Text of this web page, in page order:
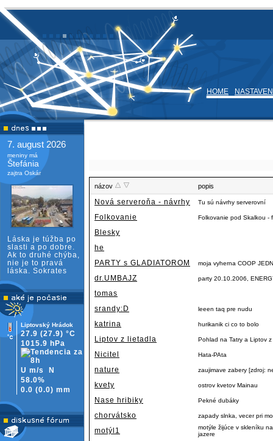
HOME
7. august 2026
meniny má
Štefánia
zajtra Oskár
Láska je túžba po
slasti a po dobre.
Ak to druhé chýba,
nie je to pravá
láska. Sokrates
Liptovský Hrádok
27.9 (27.9) °C
1015.9 hPa
U m/s
N
58.0%
0.0 (0.0) mm
názov popis
Nová serveroňa - návrhy Tu sú návrhy serverovní
Folkovanie Folkovanie pod Skalkou -
Blesky
he
PARTY s GLADIATOROM
moja vyherna COOP
dr.UMBAJZ party 20.10.2006,
tomas
srandy:D
leeen taq pre nudu
katrina hurikanik ci co to bolo
Liptov z lietadla Pohlad na Tatry a Liptov
Nicitel Hata-PAta
nature zaujimave zabery [zdroj:
kvety ostrov kvetov Mainau
Nase hribiky Pekné dubáky
chorvátsko zapady slnka, vecer pri
motýl1
motýle žijúce v skleníku
jazere